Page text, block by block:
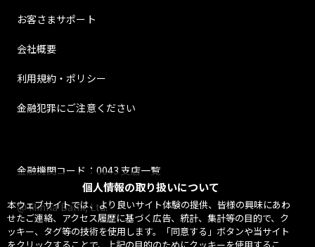
個人情報の取り扱いについて
本ウェブサイトでは、より良いサイト体験の提供、皆様の興味にあわ
せたご連絡、アクセス履歴に基づく広告、統計、集計等の目的で、ク
ッキー、タグ等の技術を使用します。「同意する」ボタンや当サイト
お客さまサポート
会社概要
利用規約・ポリシー
金融犯罪にご注意ください
金融機関コード：0043 支店一覧
@ Minna Bank, Ltd.